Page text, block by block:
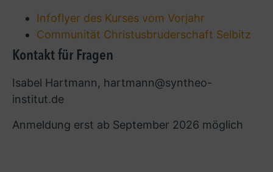
Infoflyer des Kurses vom Vorjahr
Communität Christusbruderschaft Selbitz
Kontakt für Fragen
Isabel Hartmann, hartmann@syntheo-
institut.de
Anmeldung erst ab September 2026 möglich